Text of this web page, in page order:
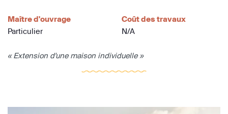
Maître d'ouvrage
Particulier
Coût des travaux
N/A
« Extension d'une maison individuelle »